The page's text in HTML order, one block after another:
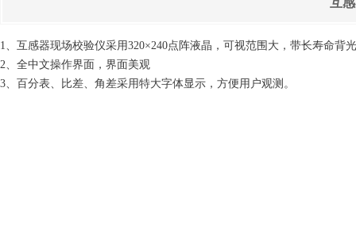
互
1、互感器现场校验仪采用320×240点阵液晶，可视范围大，带长寿命背
2、全中文操作界面，界面美观
3、百分表、比差、角差采用特大字体显示，方便用户观测。